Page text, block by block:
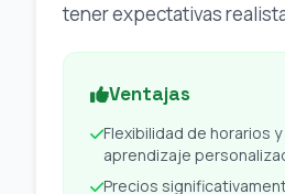
tener expectativas
Ventajas
Flexibilidad de horarios
aprendizaje
Precios